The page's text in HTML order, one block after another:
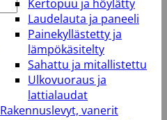
Kertopuu ja höylätty
Laudelauta ja paneeli
Painekyllästetty ja
lämpökäsitelty
Sahattu ja mitallistettu
Ulkovuoraus ja
lattialaudat
Rakennuslevyt, vanerit